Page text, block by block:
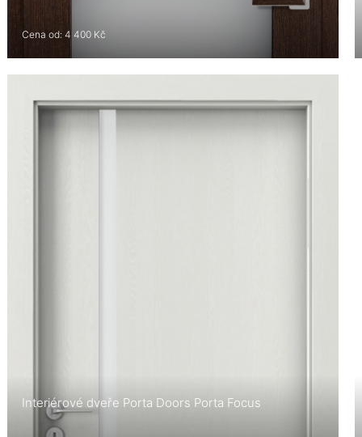
Cena od: 4 400 Kč
Interiérové dveře Porta Doors Porta Focus